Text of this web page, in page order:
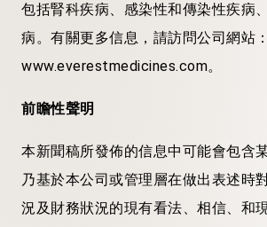
包括腎科疾病、感染性和傳染性疾病
病。有關更多信息，請訪問公司網站：
www.everestmedicines.com。
前瞻性聲明
本新聞稿所發佈的信息中可能會包含
乃基於本公司或管理層在做出表述時
況及財務狀況的現有看法、相信、和